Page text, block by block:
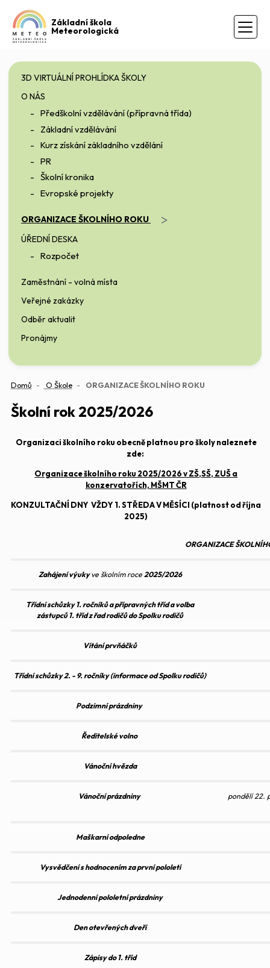
Základní škola
Meteorologická
3D VIRTUÁLNÍ PROHLÍDKA ŠKOLY
O NÁS
Předškolní vzdělávání (přípravná třída)
Základní vzdělávání
Kurz získání základního vzdělání
PR
Školní kronika
Evropské projekty
ORGANIZACE ŠKOLNÍHO ROKU >
ÚŘEDNÍ DESKA
Rozpočet
Zaměstnání - volná místa
Veřejné zakázky
Odběr aktualit
Pronájmy
Domů O Škole ORGANIZACE ŠKOLNÍHO ROKU(aktuální)
Školní rok 2025/2026
Organizaci školního roku obecně platnou pro školy naleznete
zde:
Organizace školního roku 2025/2026 v ZŠ,SŠ, ZUŠ a
konzervatořích, MŠMT ČR
KONZULTAČNÍ DNY VŽDY 1. STŘEDA V MĚSÍCI (platnost od října
2025)
ORGANIZACE
Zahájení výukyve školním roce 2025/2026
Třídní schůzky 1. ročníků a přípravných tříd a volba
zástupců 1. tříd z řad rodičů do Spolku rodičů
Vítání prvňáčků
Třídní schůzky 2. - 9. ročníky (informace od Spolku rodičů)
Podzimní prázdniny
Ředitelské volno
Vánoční hvězda
Vánoční prázdniny pondělí 22.
Maškarní odpoledne
Vysvědčení s hodnocením za první pololetí
Jednodenní pololetní prázdniny
Den otevřených dveří
Zápisy do 1. tříd